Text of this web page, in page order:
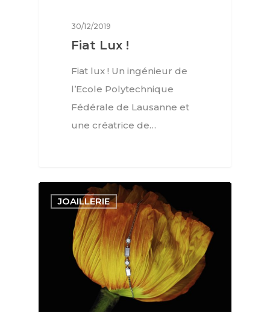
30/12/2019
Fiat Lux !
Fiat lux ! Un ingénieur de
l’Ecole Polytechnique
Fédérale de Lausanne et
une créatrice de…
JOAILLERIE